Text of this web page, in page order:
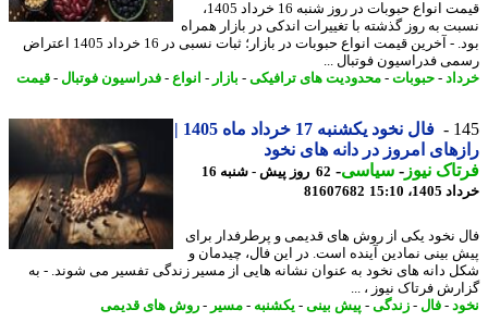
قیمت انواع حبوبات در روز شنبه 16 خرداد 1405،
به روز گذشته با تغییرات اندکی در بازار همراه
بود. - آخرین قیمت انواع حبوبات در بازار؛ ثبات نسبی در 16 خرداد 1405 اعتراض
فدراسیون فوتبال ...
-حبوبات-محدودیت های ترافیکی-بازار - انواع -فدراسیون فوتبال-قیمت
فال نخود یکشنبه 17 خرداد ماه 1405 |
امروز در دانه های نخود
نیوز-سیاسی-
62 روز پیش - شنبه 16
15:10
81607682
نخود یکی از روش های قدیمی و پرطرفدار برای
بینی نمادین آینده است. در این فال، چیدمان و
دانه های نخود به عنوان نشانه هایی از مسیر زندگی تفسیر می شوند. - به
فرتاک نیوز ، ...
-فال-زندگی-پیش بینی -یکشنبه-مسیر-روش های قدیمی